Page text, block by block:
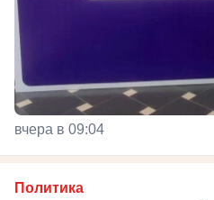
вчера в 09:04
Политика